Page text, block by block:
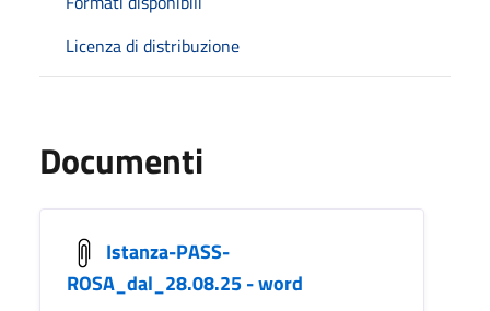
Licenza di distribuzione
Documenti
Istanza-PASS-
ROSA_dal_28.08.25 - word